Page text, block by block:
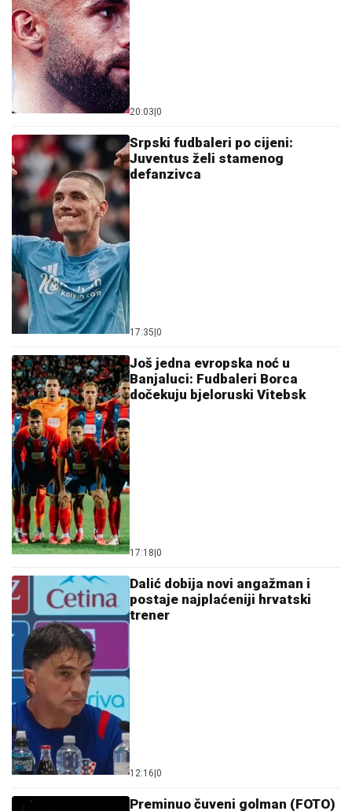
20:03 0
Srpski fudbaleri po cijeni:
Juventus želi stamenog
defanzivca
17:35 0
Još jedna evropska noć u
Banjaluci: Fudbaleri Borca
dočekuju bjeloruski Vitebsk
17:18 0
Dalić dobija novi angažman i
postaje najplaćeniji hrvatski
trener
12:16 0
Preminuo čuveni golman (FOTO)